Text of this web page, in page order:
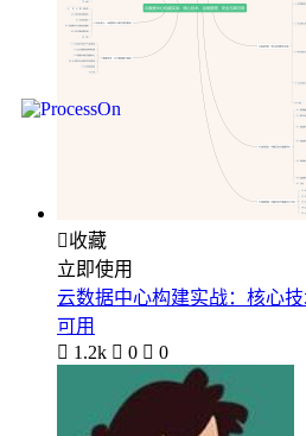
收藏
立即使用
云数据中心构建实战：核心
可用
 1.2k  0  0